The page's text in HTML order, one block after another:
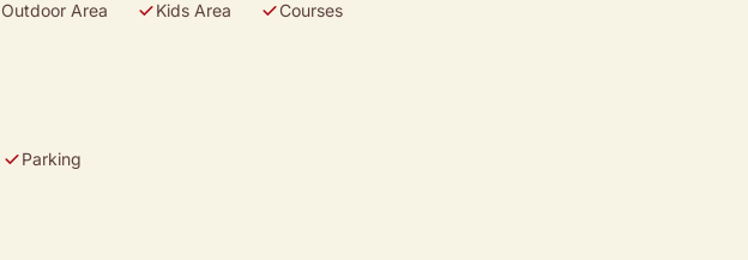
Outdoor Area Kids Area Courses
Parking